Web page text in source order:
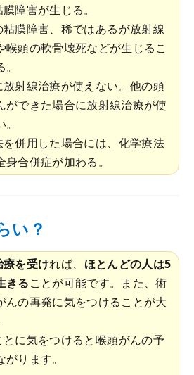
障害が生じる。
粘膜障害、稀ではあるが放射線
喉頭の軟骨壊死などが生じるこ
放射線治療が使えない。他の頭
ができた場合に放射線治療が使
を併用した場合には、化学療法
身合併症が加わる。
い？
療を受ければ、 ほとんどの人は5
きることが可能です。また、術
んの再発に気をつけることが大
とに気をつけると喉頭がんの予
ります。